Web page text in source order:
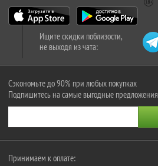
Ищите скидки поблизости,
не выходя из чата:
Сэкономьте до 90% при любых покупках
Подпишитесь на самые выгодные предложения
Принимаем к оплате: